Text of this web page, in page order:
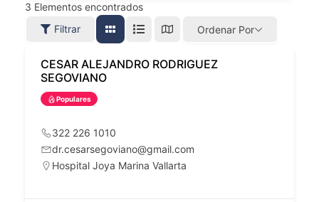
3 Elementos encontrados
Filtrar
Ordenar Por
CESAR ALEJANDRO RODRIGUEZ
SEGOVIANO
Populares
322 226 1010
dr.cesarsegoviano@gmail.com
Hospital Joya Marina Vallarta